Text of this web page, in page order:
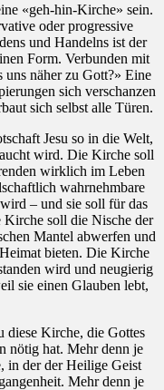
«geh-hin-Kirche» sein.
oder progressive
und Handelns ist der
Form. Verbunden mit
uns näher zu Gott?» Eine
sich verschanzen
sich selbst alle Türen.
Jesu so in die Welt,
wird. Die Kirche soll
wirklich im Leben
wahrnehmbare
– und sie soll für das
Kirche soll die Nische der
Mantel abwerfen und
bieten. Die Kirche
wird und neugierig
sie einen Glauben lebt,
diese Kirche, die Gottes
nötig hat. Mehr denn je
in der der Heilige Geist
Mehr denn je